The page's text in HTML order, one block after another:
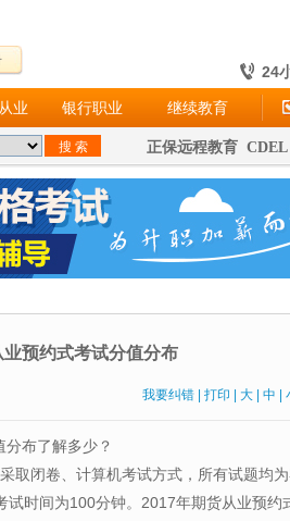
24
业 银行职业 继续教育
正保远程教育
预约式考试分值分布
我要纠错 打印 大 中
布了解多少？
取闭卷、计算机考试方式，所有试题均
时间为100分钟。2017年期货从业预约